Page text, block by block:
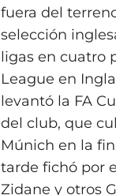
fuera del
selección
ligas en cuatro
League en
levantó la FA
del club, que
Múnich en la
tarde fichó por
Zidane y otros